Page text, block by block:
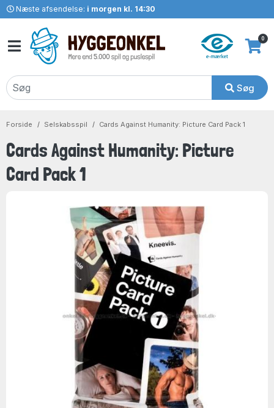
Næste afsendelse: i morgen kl. 14:30
Søg
0
Forside Selskabsspil Cards Against Humanity: Picture Card Pack 1
Cards Against Humanity: Picture
Card Pack 1